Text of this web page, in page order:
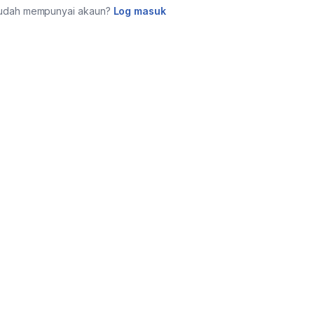
mempunyai akaun? Log masuk